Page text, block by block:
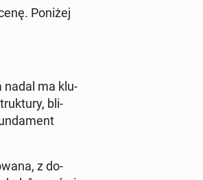
Poniżej
nadal ma klu­
bli­
z do­